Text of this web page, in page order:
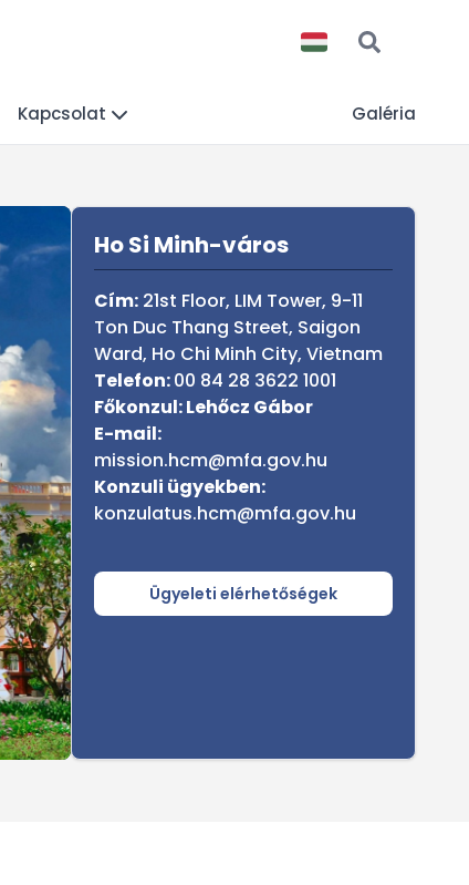
Kapcsolat Galéria
Sidebar
Ho Si Minh-város
Cím: 21st Floor, LIM Tower, 9-11
Ton Duc Thang Street, Saigon
Ward, Ho Chi Minh City, Vietnam
Telefon:00 84 28 3622 1001
Főkonzul: Lehőcz Gábor
E-mail:
mission.hcm@mfa.gov.hu
Konzuli ügyekben:
konzulatus.hcm@mfa.gov.hu
Ügyeleti elérhetőségek